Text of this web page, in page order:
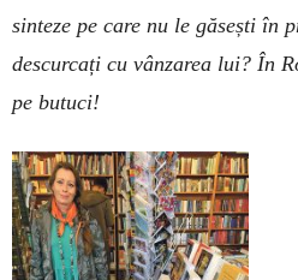
sinteze pe care nu le găsești în
des­curcați cu vânzarea lui? În
pe butuci!